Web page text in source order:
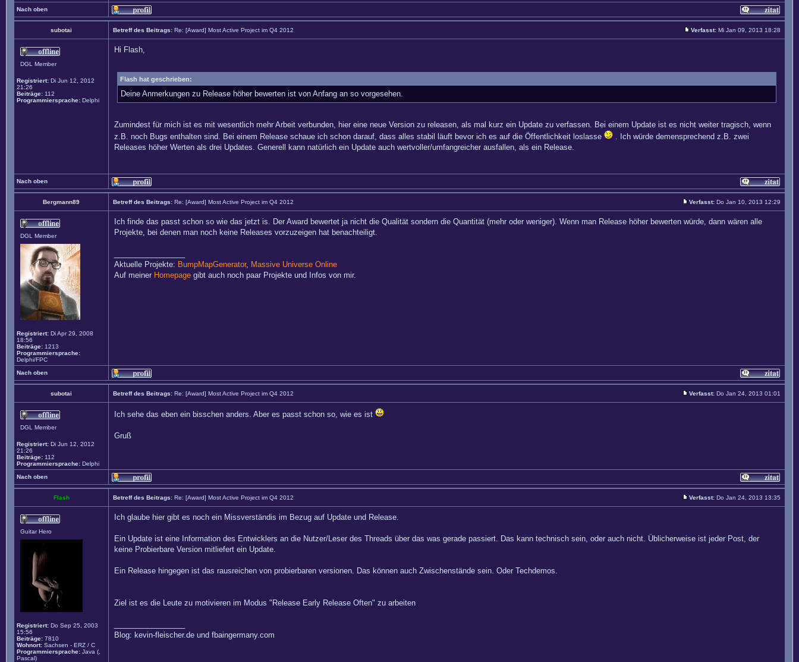
Nach oben
subotai Betreff des Beitrags: Re: [Award] Most Active Project im Q4 2012 Verfasst: Mi Jan 09, 2013 18:28
DGL Member
Registriert: Di Jun 12, 2012
21:26
Beiträge: 112
Programmiersprache: Delphi
Hi Flash,
Flash hat geschrieben:
Deine Anmerkungen zu Release höher bewerten ist von Anfang an so vorgesehen.
Zumindest für mich ist es mit wesentlich mehr Arbeit verbunden, hier eine neue Version zu releasen, als mal kurz ein Update zu verfassen. Bei einem Update ist es nicht weiter tragisch, wenn
z.B. noch Bugs enthalten sind. Bei einem Release schaue ich schon darauf, dass alles stabil läuft bevor ich es auf die Öffentlichkeit loslasse
. Ich würde demensprechend z.B. zwei
Releases höher Werten als drei Updates. Generell kann natürlich ein Update auch wertvoller/umfangreicher ausfallen, als ein Release.
Nach oben
Bergmann89 Betreff des Beitrags: Re: [Award] Most Active Project im Q4 2012 Verfasst: Do Jan 10, 2013 12:29
DGL Member
Registriert: Di Apr 29, 2008
18:56
Beiträge: 1213
Programmiersprache:
Delphi/FPC
Ich finde das passt schon so wie das jetzt is. Der Award bewertet ja nicht die Qualität sondern die Quantität (mehr oder weniger). Wenn man Release höher bewerten würde, dann wären alle
Projekte, bei denen man noch keine Releases vorzuzeigen hat benachteiligt.
Aktuelle Projekte: BumpMapGenerator, Massive Universe Online
Auf meiner Homepage gibt auch noch paar Projekte und Infos von mir.
Nach oben
subotai Betreff des Beitrags: Re: [Award] Most Active Project im Q4 2012 Verfasst: Do Jan 24, 2013 01:01
DGL Member
Registriert: Di Jun 12, 2012
21:26
Beiträge: 112
Programmiersprache: Delphi
Ich sehe das eben ein bisschen anders. Aber es passt schon so, wie es ist
Gruß
Nach oben
Flash Betreff des Beitrags: Re: [Award] Most Active Project im Q4 2012 Verfasst: Do Jan 24, 2013 13:35
Guitar Hero
Registriert: Do Sep 25, 2003
15:56
Beiträge: 7810
Wohnort: Sachsen - ERZ / C
Programmiersprache: Java (,
Pascal)
Ich glaube hier gibt es noch ein Missverständis im Bezug auf Update und Release.
Ein Update ist eine Information des Entwicklers an die Nutzer/Leser des Threads über das was gerade passiert. Das kann technisch sein, oder auch nicht. Üblicherweise ist jeder Post, der
keine Probierbare Version mitliefert ein Update.
Ein Release hingegen ist das rausreichen von probierbaren versionen. Das können auch Zwischenstände sein. Oder Techdemos.
Ziel ist es die Leute zu motivieren im Modus "Release Early Release Often" zu arbeiten
Blog: kevin-fleischer.de und fbaingermany.com